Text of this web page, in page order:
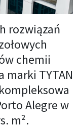
rozwiązań
chemii
marki TYTAN
Alegre w
m².